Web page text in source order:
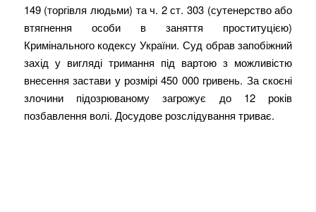
149 (торгівля людьми) та ч. 2 ст. 303 (сутенерство або
втягнення особи в заняття проституцією)
Кримінального кодексу України. Суд обрав запобіжний
захід у вигляді тримання під вартою з можливістю
внесення застави у розмірі 450 000 гривень. За скоєні
злочини підозрюваному загрожує до 12 років
позбавлення волі. Досудове розслідування триває.